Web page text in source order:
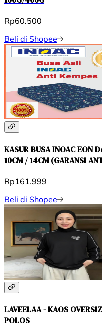
Rp60.500
Beli di Shopee
KASUR BUSA INOAC EON
10CM / 14CM (GARANSI
Rp161.999
Beli di Shopee
LAVEELAA - KAOS
POLOS